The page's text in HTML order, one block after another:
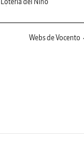
Webs de Vocento